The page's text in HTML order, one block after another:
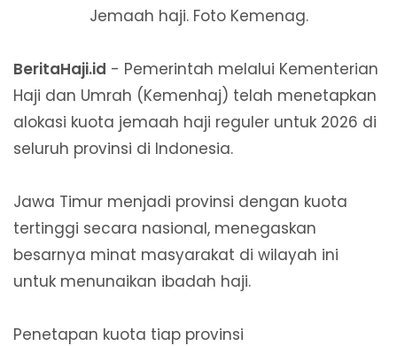
Jemaah haji. Foto Kemenag.
BeritaHaji.id - Pemerintah melalui Kementerian
Haji dan Umrah (Kemenhaj) telah menetapkan
alokasi kuota jemaah haji reguler untuk 2026 di
seluruh provinsi di Indonesia.
Jawa Timur menjadi provinsi dengan kuota
tertinggi secara nasional, menegaskan
besarnya minat masyarakat di wilayah ini
untuk menunaikan ibadah haji.
Penetapan kuota tiap provinsi